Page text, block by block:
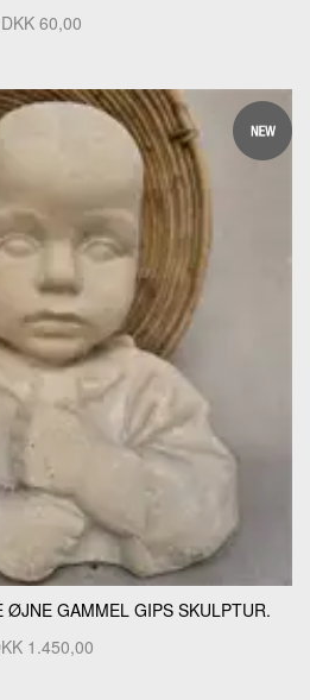
DKK 60,00
ØJNE GAMMEL GIPS SKULPTUR.
1.450,00